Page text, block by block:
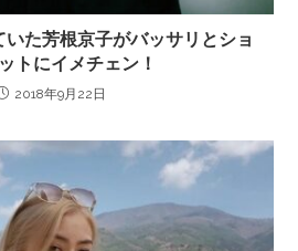
た芳根京子がバッサリとショ
トにイメチェン！
2018年9月22日